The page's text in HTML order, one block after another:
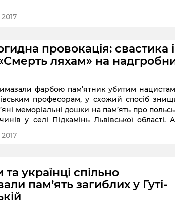
провокація: свастика і
ляхам» на
фарбою пам’ятник убитим
професорам, у схожий спосіб
меморіальні дошки на пам’ять про
у селі Підкамінь Львівської області.
українці спільно
пам’ять загиблих у Гуті-